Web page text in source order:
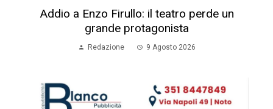
Addio a Enzo Firullo: il teatro perde un
grande protagonista
Redazione 9 Agosto 2026